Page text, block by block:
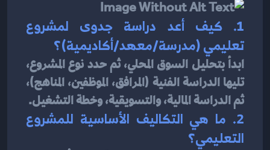
تعليمي (مدرسة/معهد/أكاديمية)؟
ثم الدراسة المالية، والتسويقية، وخطة التشغيل.
التعليمي؟